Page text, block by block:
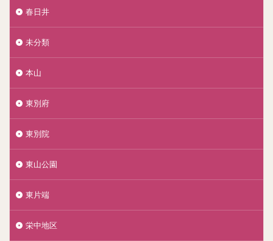
春日井
未分類
本山
東別府
東別院
東山公園
東片端
栄中地区